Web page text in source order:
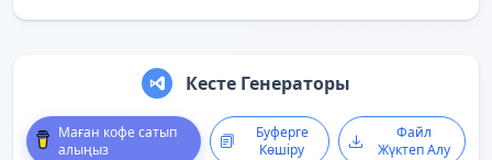
Кесте Генераторы
Маған кофе сатып
алыңыз
Буферге
Көшіру
Файл
Жүктеп Алу